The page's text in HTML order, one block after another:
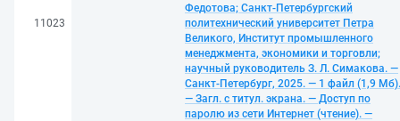
11023
Федотова; Санкт-Петербургский
политехнический университет Петра
Великого, Институт промышленного
менеджмента, экономики и торговли;
научный руководитель З. Л. Симакова. —
Санкт-Петербург, 2025. — 1 файл (1,9 Мб).
— Загл. с титул. экрана. — Доступ по
паролю из сети Интернет (чтение). —